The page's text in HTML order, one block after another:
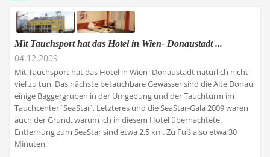
Mit Tauchsport hat das Hotel in Wien- Donaustadt ...
04.12.2009
Mit Tauchsport hat das Hotel in Wien- Donaustadt natürlich nicht
viel zu tun. Das nächste betauchbare Gewässer sind die Alte Donau,
einige Baggergruben in der Umgebung und der Tauchturm im
Tauchcenter ´SeaStar´. Letzteres und die SeaStar-Gala 2009 waren
auch der Grund, warum ich in diesem Hotel übernachtete.
Entfernung zum SeaStar sind etwa 2,5 km. Zu Fuß also etwa 30
Minuten.